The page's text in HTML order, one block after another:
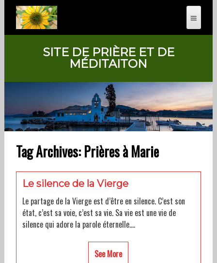
SITE DE PRIÈRE ET DE
MÉDITAITON
Tag Archives: Prières à Marie
Le silence de la Vierge
Le partage de la Vierge est d’être en silence. C’est son
état, c’est sa voie, c’est sa vie. Sa vie est une vie de
silence qui adore la parole éternelle.…
See More